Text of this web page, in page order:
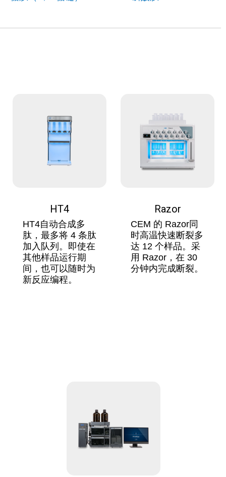
HT4
HT4自动合成多
肽，最多将 4 条肽
加入队列。即使在
其他样品运行期
间，也可以随时为
新反应编程。
Razor
CEM 的 Razor同
时高温快速断裂多
达 12 个样品。采
用 ​Razor​​，在 30
分钟内完成断裂。